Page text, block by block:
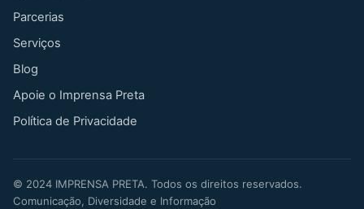
Parcerias
Serviços
Blog
Apoie o Imprensa Preta
Política de Privacidade
© 2024 IMPRENSA PRETA. Todos os direitos reservados.
Comunicação, Diversidade e Informação